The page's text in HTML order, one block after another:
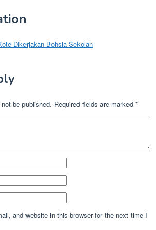
Dikerjakan Bohsia Sekolah
be published. Required fields are marked *
and website in this browser for the next time I